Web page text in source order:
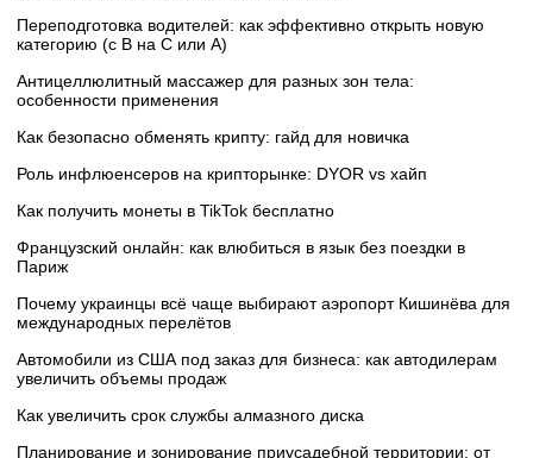
Переподготовка водителей: как эффективно открыть новую
категорию (с B на C или А)
Антицеллюлитный массажер для разных зон тела:
особенности применения
Как безопасно обменять крипту: гайд для новичка
Роль инфлюенсеров на крипторынке: DYOR vs хайп
Как получить монеты в TikTok бесплатно
Французский онлайн: как влюбиться в язык без поездки в
Париж
Почему украинцы всё чаще выбирают аэропорт Кишинёва для
международных перелётов
Автомобили из США под заказ для бизнеса: как автодилерам
увеличить объемы продаж
Как увеличить срок службы алмазного диска
Планирование и зонирование приусадебной территории: от